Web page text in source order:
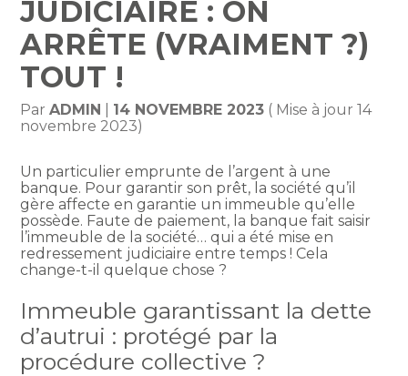
JUDICIAIRE : ON
ARRÊTE (VRAIMENT ?)
TOUT !
ParADMIN 14 NOVEMBRE 2023 ( Mise à jour 14
novembre 2023)
Un particulier emprunte de l’argent à une
banque. Pour garantir son prêt, la société qu’il
gère affecte en garantie un immeuble qu’elle
possède. Faute de paiement, la banque fait saisir
l’immeuble de la société… qui a été mise en
redressement judiciaire entre temps ! Cela
change-t-il quelque chose ?
Immeuble garantissant la dette
d’autrui : protégé par la
procédure collective ?